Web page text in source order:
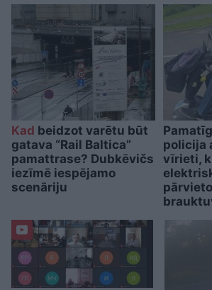
Kad beidzot varētu būt
gatava “Rail Baltica”
pamattrase? Dubkēvičs
iezīmē iespējamo
scenāriju
policija
vīrieti,